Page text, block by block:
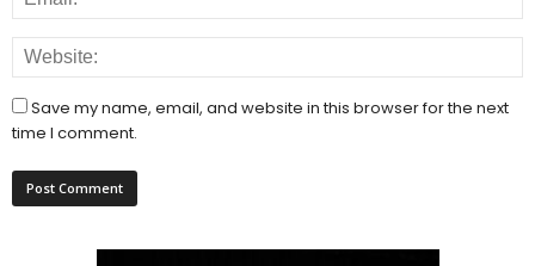
Save my name, email, and website in this browser for the next
time I comment.